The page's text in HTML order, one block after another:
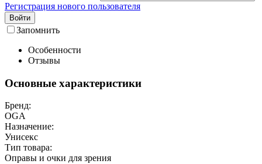
Регистрация нового пользователя
Войти
Запомнить
Особенности
Отзывы
Основные характеристики
Бренд:
OGA
Назначение:
Унисекс
Тип товара:
Оправы и очки для зрения